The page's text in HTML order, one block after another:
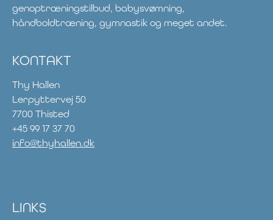
genoptræningstilbud, babysvømning,
håndboldtræning, gymnastik og meget andet.
KONTAKT
Thy Hallen
Lerpyttervej 50
7700 Thisted
+45 99 17 37 70
info@thyhallen.dk
LINKS